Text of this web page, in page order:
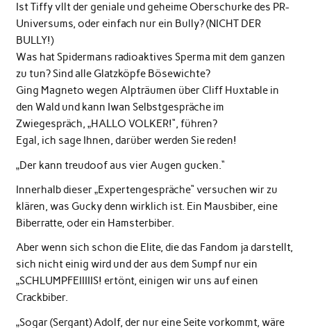
Ist Tiffy vllt der geniale und geheime Oberschurke des PR-
Universums, oder einfach nur ein Bully? (NICHT DER
BULLY!)
Was hat Spidermans radioaktives Sperma mit dem ganzen
zu tun? Sind alle Glatzköpfe Bösewichte?
Ging Magneto wegen Alpträumen über Cliff Huxtable in
den Wald und kann Iwan Selbstgespräche im
Zwiegespräch, „HALLO VOLKER!“, führen?
Egal, ich sage Ihnen, darüber werden Sie reden!
„Der kann treudoof aus vier Augen gucken.“
Innerhalb dieser „Expertengespräche“ versuchen wir zu
klären, was Gucky denn wirklich ist. Ein Mausbiber, eine
Biberratte, oder ein Hamsterbiber.
Aber wenn sich schon die Elite, die das Fandom ja darstellt,
sich nicht einig wird und der aus dem Sumpf nur ein
„SCHLUMPFEIIIIIS! ertönt, einigen wir uns auf einen
Crackbiber.
„Sogar (Sergant) Adolf, der nur eine Seite vorkommt, wäre